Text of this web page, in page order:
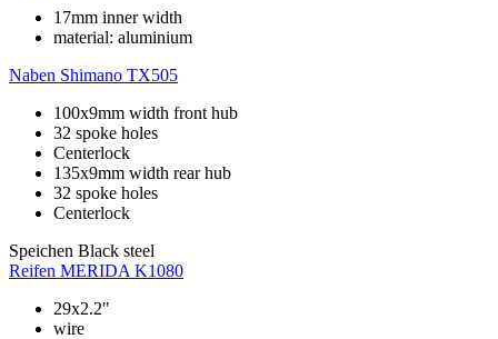
17mm inner width
material: aluminium
Naben Shimano TX505
100x9mm width front hub
32 spoke holes
Centerlock
135x9mm width rear hub
32 spoke holes
Centerlock
Speichen Black steel
Reifen MERIDA K1080
29x2.2"
wire